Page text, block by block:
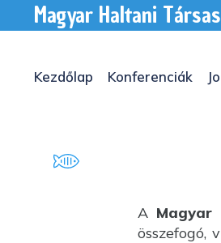
Magyar Haltani
Kezdőlap Konferenciák
A Magyar
összefogó,